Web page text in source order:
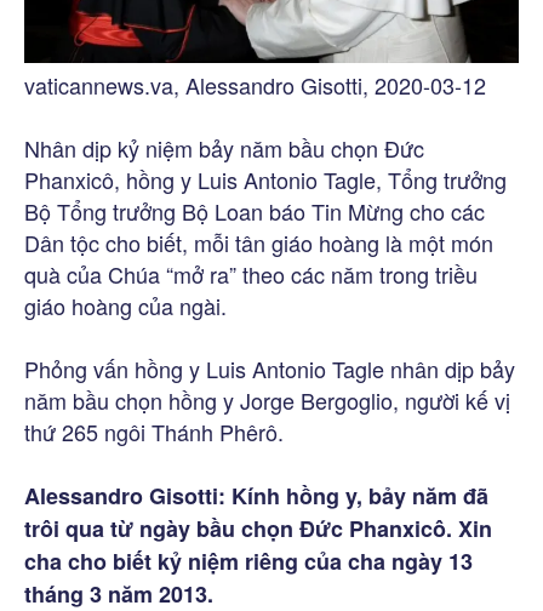
vaticannews.va, Alessandro Gisotti, 2020-03-12
Nhân dịp kỷ niệm bảy năm bầu chọn Đức
Phanxicô, hồng y Luis Antonio Tagle, Tổng trưởng
Bộ Tổng trưởng Bộ Loan báo Tin Mừng cho các
Dân tộc cho biết, mỗi tân giáo hoàng là một món
quà của Chúa “mở ra” theo các năm trong triều
giáo hoàng của ngài.
Phỏng vấn hồng y Luis Antonio Tagle nhân dịp bảy
năm bầu chọn hồng y Jorge Bergoglio, người kế vị
thứ 265 ngôi Thánh Phêrô.
Alessandro Gisotti: Kính hồng y, bảy năm đã
trôi qua từ ngày bầu chọn Đức Phanxicô. Xin
cha cho biết kỷ niệm riêng của cha ngày 13
tháng 3 năm 2013.